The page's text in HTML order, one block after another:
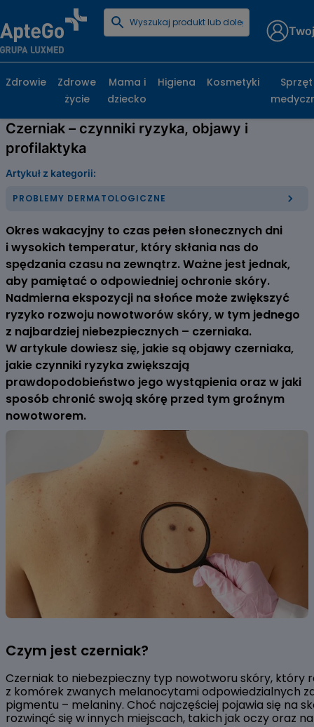
Strona główna
Czerniak – czynniki ryzyka, objawy i profilaktyka
Czerniak – czynniki ryzyka, objawy i
profilaktyka
Artykuł z kategorii:
PROBLEMY DERMATOLOGICZNE
Okres wakacyjny to czas pełen słonecznych dni
i wysokich temperatur, który skłania nas do
spędzania czasu na zewnątrz. Ważne jest jednak,
aby pamiętać o odpowiedniej ochronie skóry.
Nadmierna ekspozycji na słońce może zwiększyć
ryzyko rozwoju nowotworów skóry, w tym jednego
z najbardziej niebezpiecznych – czerniaka.
W artykule dowiesz się, jakie są objawy czerniaka,
jakie czynniki ryzyka zwiększają
prawdopodobieństwo jego wystąpienia oraz w jaki
sposób chronić swoją skórę przed tym groźnym
nowotworem.
Czym jest czerniak?
Czerniak to niebezpieczny typ nowotworu skóry, który
z komórek zwanych melanocytami odpowiedzialnych
pigmentu – melaniny. Choć najczęściej pojawia się na
rozwinąć się w innych miejscach, takich jak oczy oraz
Zdrowie
Zdrowe
życie
Mama i
dziecko
Higiena Kosmetyki
Sprzęt